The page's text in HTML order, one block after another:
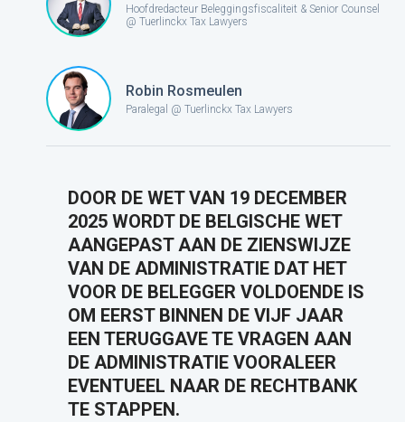
Hoofdredacteur Beleggingsfiscaliteit & Senior Counsel
@ Tuerlinckx Tax Lawyers
Robin Rosmeulen
Paralegal @ Tuerlinckx Tax Lawyers
DOOR DE WET VAN 19 DECEMBER
2025 WORDT DE BELGISCHE WET
AANGEPAST AAN DE ZIENSWIJZE
VAN DE ADMINISTRATIE DAT HET
VOOR DE BELEGGER VOLDOENDE IS
OM EERST BINNEN DE VIJF JAAR
EEN TERUGGAVE TE VRAGEN AAN
DE ADMINISTRATIE VOORALEER
EVENTUEEL NAAR DE RECHTBANK
TE STAPPEN.